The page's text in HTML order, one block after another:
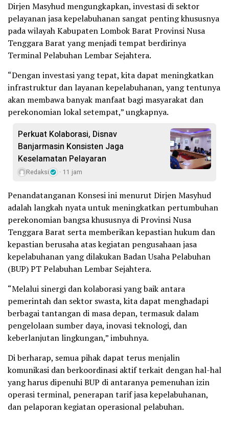
Dirjen Masyhud mengungkapkan, investasi di sektor
pelayanan jasa kepelabuhanan sangat penting khususnya
pada wilayah Kabupaten Lombok Barat Provinsi Nusa
Tenggara Barat yang menjadi tempat berdirinya
Terminal Pelabuhan Lembar Sejahtera.
“Dengan investasi yang tepat, kita dapat meningkatkan
infrastruktur dan layanan kepelabuhanan, yang tentunya
akan membawa banyak manfaat bagi masyarakat dan
perekonomian lokal setempat,” ungkapnya.
Perkuat Kolaborasi, Disnav
Banjarmasin Konsisten Jaga
Keselamatan Pelayaran
Redaksi 11 jam
Penandatanganan Konsesi ini menurut Dirjen Masyhud
adalah langkah nyata untuk meningkatkan pertumbuhan
perekonomian bangsa khususnya di Provinsi Nusa
Tenggara Barat serta memberikan kepastian hukum dan
kepastian berusaha atas kegiatan pengusahaan jasa
kepelabuhanan yang dilakukan Badan Usaha Pelabuhan
(BUP) PT Pelabuhan Lembar Sejahtera.
“Melalui sinergi dan kolaborasi yang baik antara
pemerintah dan sektor swasta, kita dapat menghadapi
berbagai tantangan di masa depan, termasuk dalam
pengelolaan sumber daya, inovasi teknologi, dan
keberlanjutan lingkungan,” imbuhnya.
Di berharap, semua pihak dapat terus menjalin
komunikasi dan berkoordinasi aktif terkait dengan hal-hal
yang harus dipenuhi BUP di antaranya pemenuhan izin
operasi terminal, penerapan tarif jasa kepelabuhanan,
dan pelaporan kegiatan operasional pelabuhan.